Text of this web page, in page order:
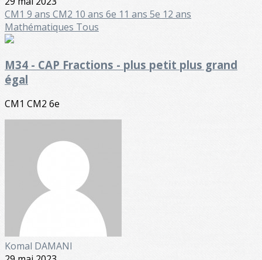
CM1 9 ans CM2 10 ans 6e 11 ans 5e 12 ans
Mathématiques Tous
M34 - CAP Fractions - plus petit plus grand
égal
CM1 CM2 6e
Komal DAMANI